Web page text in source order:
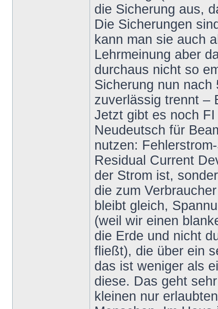
die Sicherung aus,
Die Sicherungen
kann man sie auch
Lehrmeinung aber
durchaus nicht so
Sicherung nun nach
zuverlässig trennt –
Jetzt gibt es noch FI
Neudeutsch für
nutzen:
Residual Current
der Strom ist,
die zum
bleibt gleich,
(weil wir einen
die Erde und nicht
fließt), die über ein
das ist weniger als
diese. Das geht
kleinen nur